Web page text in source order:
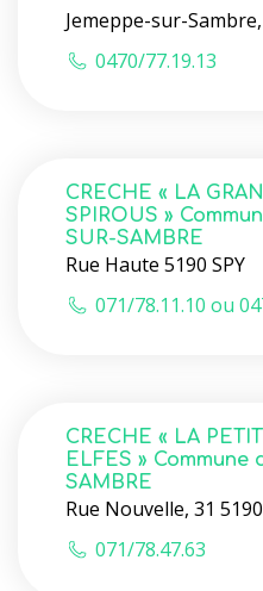
Jemeppe-sur-
0470/77.19.13
CRECHE « LA
SPIROUS »
SUR-SAMBRE
Rue Haute 5190 SPY
071/78.11.10 ou
CRECHE « LA
ELFES » Commune
SAMBRE
Rue Nouvelle, 31
071/78.47.63